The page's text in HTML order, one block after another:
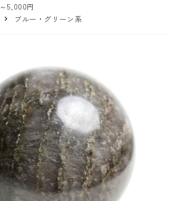
～5,000円
ブルー・グリーン系